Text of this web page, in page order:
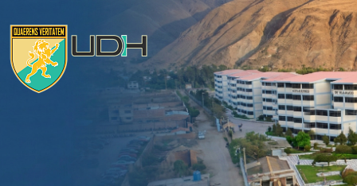
ListarGerencia en Servicios de Salud